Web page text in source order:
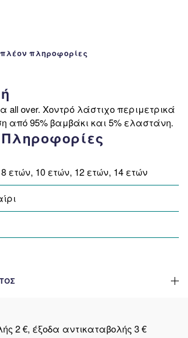
πληροφορίες
over. Χοντρό λάστιχο περιμετρικά
από 95% βαμβάκι και 5% ελαστάνη.
ετών, 10 ετών, 12 ετών, 14 ετών
2 €, έξοδα αντικαταβολής 3 €